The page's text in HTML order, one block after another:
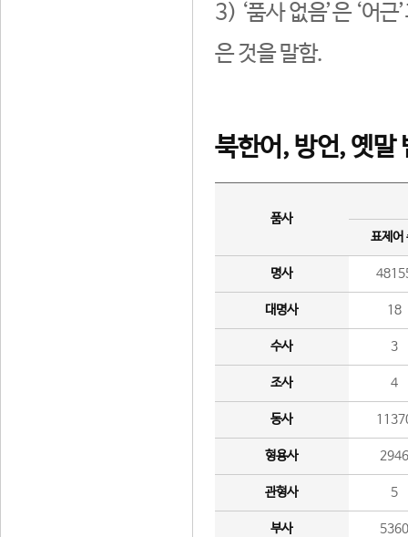
3) ‘품사 없음’은 ‘어
은 것을 말함.
북한어, 방언, 옛말
품사
표제어
명사
대명사 18
수사 3
조사 4
동사
형용사 2946
관형사 5
부사 5360